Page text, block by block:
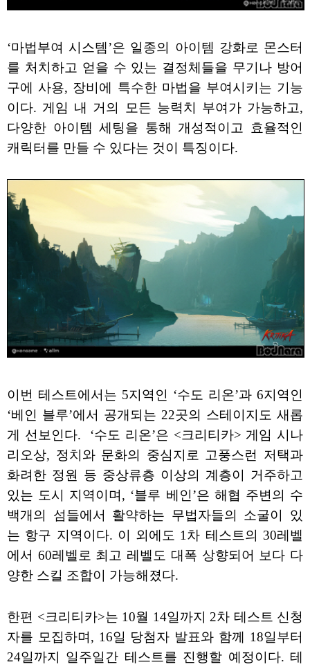
‘마법부여 시스템’은 일종의 아이템 강화로 몬스터
를 처치하고 얻을 수 있는 결정체들을 무기나 방어
구에 사용, 장비에 특수한 마법을 부여시키는 기능
이다. 게임 내 거의 모든 능력치 부여가 가능하고,
다양한 아이템 세팅을 통해 개성적이고 효율적인
캐릭터를 만들 수 있다는 것이 특징이다.
이번 테스트에서는 5지역인 ‘수도 리온’과 6지역인
‘베인 블루’에서 공개되는 22곳의 스테이지도 새롭
게 선보인다. ‘수도 리온’은 <크리티카> 게임 시나
리오상, 정치와 문화의 중심지로 고풍스런 저택과
화려한 정원 등 중상류층 이상의 계층이 거주하고
있는 도시 지역이며, ‘블루 베인’은 해협 주변의 수
백개의 섬들에서 활약하는 무법자들의 소굴이 있
는 항구 지역이다. 이 외에도 1차 테스트의 30레벨
에서 60레벨로 최고 레벨도 대폭 상향되어 보다 다
양한 스킬 조합이 가능해졌다.
한편 <크리티카>는 10월 14일까지 2차 테스트 신청
자를 모집하며, 16일 당첨자 발표와 함께 18일부터
24일까지 일주일간 테스트를 진행할 예정이다. 테